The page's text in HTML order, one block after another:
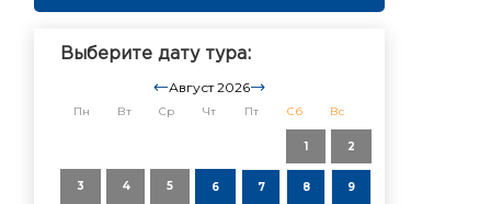
Выберите дату тура:
Август 2026
Пн Вт Ср Чт Пт Сб Вс
1 2
3 4 5 6 7 8 9